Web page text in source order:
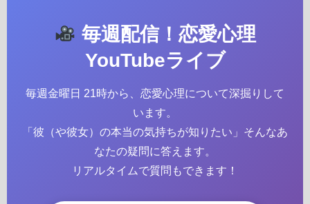
毎週配信！恋愛心理
YouTubeライブ
毎週金曜日 21時から、恋愛心理について深掘りして
います。
「彼（や彼女）の本当の気持ちが知りたい」そんなあ
なたの疑問に答えます。
リアルタイムで質問もできます！